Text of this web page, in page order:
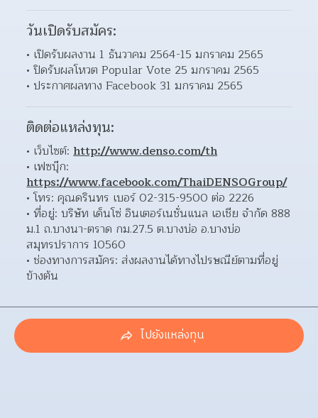
วันเปิดรับสมัคร:
เปิดรับผลงาน 1 ธันวาคม 2564-15 มกราคม 2565
ปิดรับผลโหวต Popular Vote 25 มกราคม 2565
ประกาศผลทาง Facebook 31 มกราคม 2565
ติดต่อแหล่งทุน:
เว็บไซต์: http://www.denso.com/th
https://www.facebook.com/ThaiDENSOGroup/
โทร: คุณดรินทร เบอร์ 02-315-9500 ต่อ 2226
ที่อยู่: บริษัท เด็นโซ่ อินเตอร์เนชั่นแนล เอเชีย จำกัด 888
ม.1 ถ.บางนา-ตราด กม.27.5 ต.บางบ่อ อ.บางบ่อ
สมุทรปราการ 10560
ช่องทางการสมัคร: ส่งผลงานได้ทางไปรษณีย์ตามที่อยู่
ข้างต้น
ไปยังแหล่งทุน